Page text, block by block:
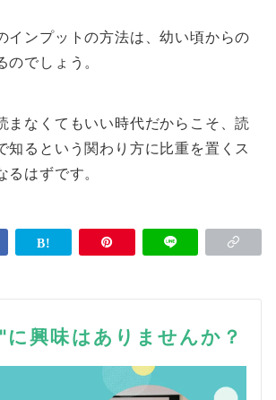
インプットの方法は、幼い頃からの
でしょう。
まなくてもいい時代だからこそ、読
知るという関わり方に比重を置くス
るはずです。
に興味はありませんか？